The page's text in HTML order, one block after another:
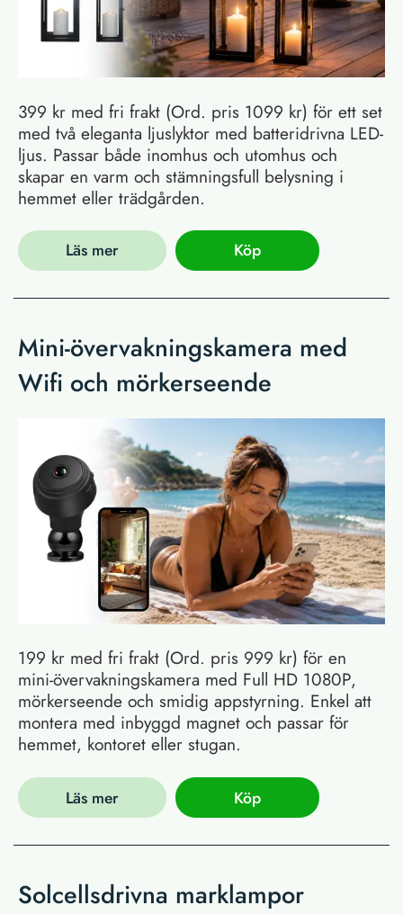
399 kr med fri frakt (Ord. pris 1099 kr) för ett set
med två eleganta ljuslyktor med batteridrivna LED-
ljus. Passar både inomhus och utomhus och
skapar en varm och stämningsfull belysning i
hemmet eller trädgården.
Läs mer Köp
Mini-övervakningskamera med
Wifi och mörkerseende
199 kr med fri frakt (Ord. pris 999 kr) för en
mini-övervakningskamera med Full HD 1080P,
mörkerseende och smidig appstyrning. Enkel att
montera med inbyggd magnet och passar för
hemmet, kontoret eller stugan.
Läs mer Köp
Solcellsdrivna marklampor